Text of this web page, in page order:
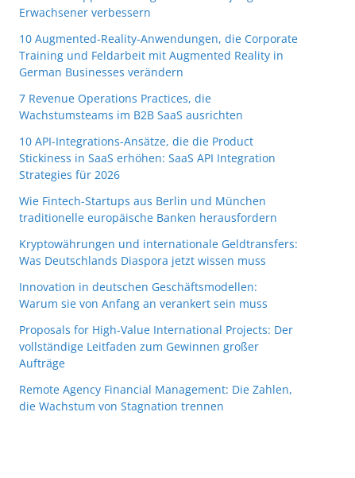
Erwachsener verbessern
10 Augmented-Reality-Anwendungen, die Corporate
Training und Feldarbeit mit Augmented Reality in
German Businesses verändern
7 Revenue Operations Practices, die
Wachstumsteams im B2B SaaS ausrichten
10 API-Integrations-Ansätze, die die Product
Stickiness in SaaS erhöhen: SaaS API Integration
Strategies für 2026
Wie Fintech-Startups aus Berlin und München
traditionelle europäische Banken herausfordern
Kryptowährungen und internationale Geldtransfers:
Was Deutschlands Diaspora jetzt wissen muss
Innovation in deutschen Geschäftsmodellen:
Warum sie von Anfang an verankert sein muss
Proposals for High-Value International Projects: Der
vollständige Leitfaden zum Gewinnen großer
Aufträge
Remote Agency Financial Management: Die Zahlen,
die Wachstum von Stagnation trennen